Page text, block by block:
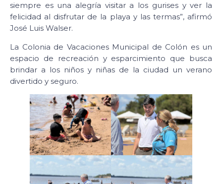
siempre es una alegría visitar a los gurises y ver la
felicidad al disfrutar de la playa y las termas”, afirmó
José Luis Walser.
La Colonia de Vacaciones Municipal de Colón es un
espacio de recreación y esparcimiento que busca
brindar a los niños y niñas de la ciudad un verano
divertido y seguro.